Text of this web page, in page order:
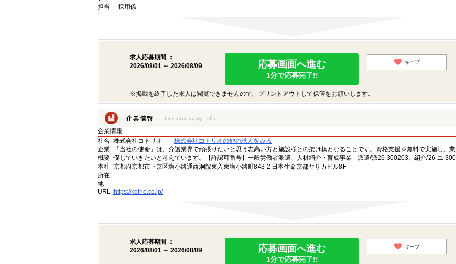
担当 採用係
求人応募期間 ：
2026/08/01 ～ 2026/08/09
応募画面へ進む
1分で応募完了!!
キープ
※掲載を終了した求人は閲覧できませんので、プリントアウトして保管をお願いします。
企業情報
社名
株式会社コトリオ
株式会社コトリオの他の求人をみる
企業
概要
「当社の使命」は、介護業界で頑張りたいと思う志高い方と施設様との架け橋となることです。資格支援を無料で実施し、
促していきたいと考えています。【許認可番号】一般労働者派遣、人材紹介・育成事業 派遣/派26-300203、紹介/26-ユ-
本社
所在
地
京都府京都市下京区塩小路通西洞院東入東塩小路町843-2 日本生命京都ヤサカビル8F
URL https://kotrio.co.jp/
求人応募期間 ：
2026/08/01 ～ 2026/08/09
応募画面へ進む
1分で応募完了!!
キープ